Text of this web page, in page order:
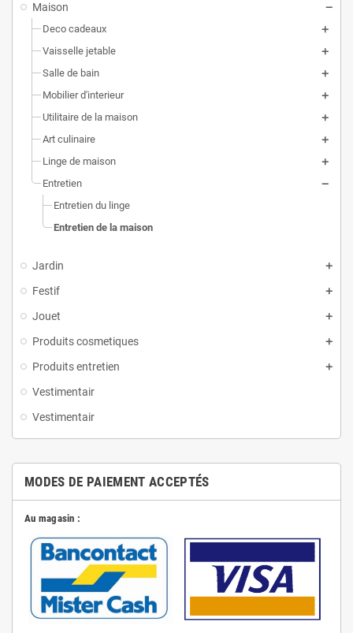
Maison
Deco cadeaux
Vaisselle jetable
Salle de bain
Mobilier d'interieur
Utilitaire de la maison
Art culinaire
Linge de maison
Entretien
Entretien du linge
Entretien de la maison
Jardin
Festif
Jouet
Produits cosmetiques
Produits entretien
Vestimentair
Vestimentair
MODES DE PAIEMENT ACCEPTÉS
Au magasin :